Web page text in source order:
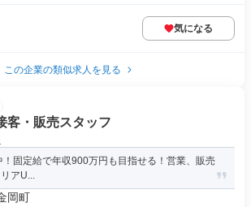
気になる
この企業の類似求人を見る
客・販売スタッフ
！固定給で年収900万円も目指せる！営業、販売
アU...
岡町